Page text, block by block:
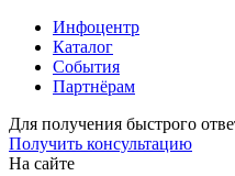
Инфоцентр
Каталог
События
Партнёрам
Для получения быстрого
Получить консультацию
На сайте